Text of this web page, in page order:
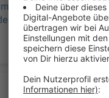
Selbst im
und
Schickt gerne eine E-
Lisa Feller